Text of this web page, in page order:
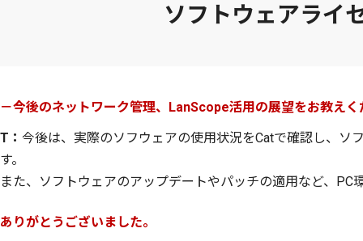
ソフトウェアライ
－今後のネットワーク管理、LanScope活用の展望をお教えく
T： 今後は、実際のソフウェアの使用状況をCatで確認し、ソ
す。
また、ソフトウェアのアップデートやパッチの適用など、
ありがとうございました。